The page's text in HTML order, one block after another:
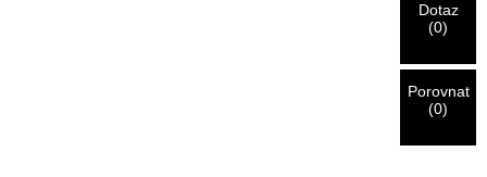
Dotaz
(0)
Porovnat
(0)